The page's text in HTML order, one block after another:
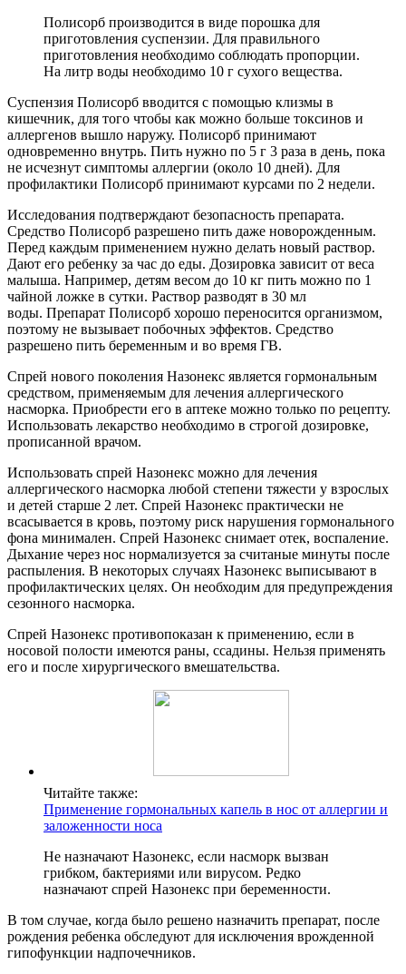
Полисорб производится в виде порошка для
приготовления суспензии. Для правильного
приготовления необходимо соблюдать пропорции.
На литр воды необходимо 10 г сухого вещества.
Суспензия Полисорб вводится с помощью клизмы в
кишечник, для того чтобы как можно больше токсинов и
аллергенов вышло наружу. Полисорб принимают
одновременно внутрь. Пить нужно по 5 г 3 раза в день, пока
не исчезнут симптомы аллергии (около 10 дней). Для
профилактики Полисорб принимают курсами по 2 недели.
Исследования подтверждают безопасность препарата.
Средство Полисорб разрешено пить даже новорожденным.
Перед каждым применением нужно делать новый раствор.
Дают его ребенку за час до еды. Дозировка зависит от веса
малыша. Например, детям весом до 10 кг пить можно по 1
чайной ложке в сутки. Раствор разводят в 30 мл
воды. Препарат Полисорб хорошо переносится организмом,
поэтому не вызывает побочных эффектов. Средство
разрешено пить беременным и во время ГВ.
Спрей нового поколения Назонекс является гормональным
средством, применяемым для лечения аллергического
насморка. Приобрести его в аптеке можно только по рецепту.
Использовать лекарство необходимо в строгой дозировке,
прописанной врачом.
Использовать спрей Назонекс можно для лечения
аллергического насморка любой степени тяжести у взрослых
и детей старше 2 лет. Спрей Назонекс практически не
всасывается в кровь, поэтому риск нарушения гормонального
фона минимален. Спрей Назонекс снимает отек, воспаление.
Дыхание через нос нормализуется за считаные минуты после
распыления. В некоторых случаях Назонекс выписывают в
профилактических целях. Он необходим для предупреждения
сезонного насморка.
Спрей Назонекс противопоказан к применению, если в
носовой полости имеются раны, ссадины. Нельзя применять
его и после хирургического вмешательства.
Читайте также:
Применение гормональных капель в нос от аллергии и
заложенности носа
Не назначают Назонекс, если насморк вызван
грибком, бактериями или вирусом. Редко
назначают спрей Назонекс при беременности.
В том случае, когда было решено назначить препарат, после
рождения ребенка обследуют для исключения врожденной
гипофункции надпочечников.